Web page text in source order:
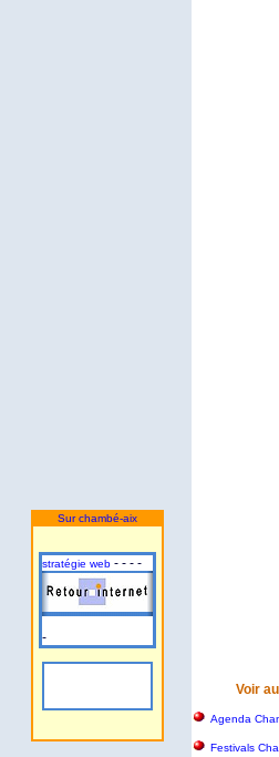
Sur chambé-aix
stratégie web - - - -
-
Voir
Agenda
Festivals